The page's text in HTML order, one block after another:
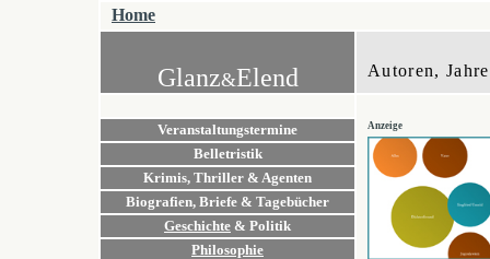
Home
Glanz&Elend Autoren,
Anzeige
Veranstaltungstermine
Belletristik
Krimis, Thriller & Agenten
Biografien, Briefe & Tagebücher
Geschichte & Politik
Philosophie